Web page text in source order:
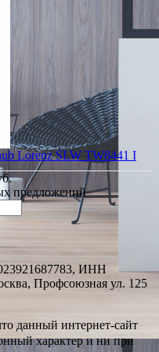
Lorenz SLW TW8441 I
предложений
ИНН
Профсоюзная ул. 125
данный интернет-сайт
характер и ни при